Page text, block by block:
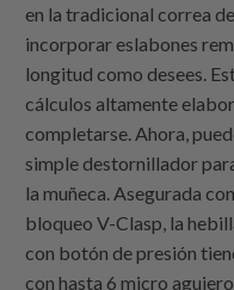
en la tradicional correa
incorporar eslabones
longitud como desees.
cálculos altamente
completarse. Ahora,
simple destornillador
la muñeca. Asegurada
bloqueo V-Clasp, la
con botón de presión
con hasta 6 micro